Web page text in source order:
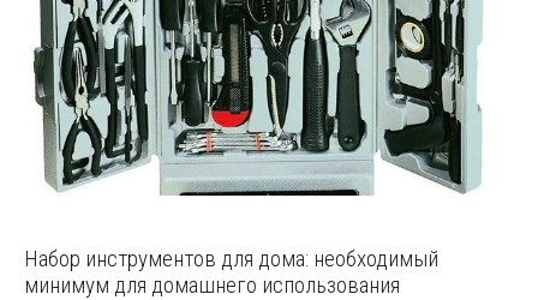
Набор инструментов для дома: необходимый
минимум для домашнего использования